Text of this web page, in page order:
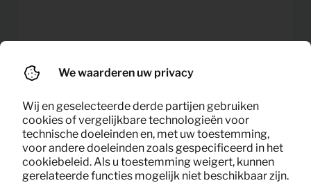
TV Dressoir Watch (zwart)
Per maand
(excl. BTW)
We waarderen uw privacy
Wij en geselecteerde derde partijen gebruiken
cookies of vergelijkbare technologieën voor
technische doeleinden en, met uw toestemming,
voor andere doeleinden zoals gespecificeerd in het
cookiebeleid. Als u toestemming weigert, kunnen
gerelateerde functies mogelijk niet beschikbaar zijn.